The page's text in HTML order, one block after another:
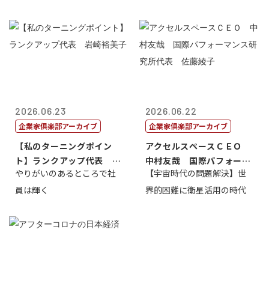
2026.06.23
企業家倶楽部アーカイブ
【私のターニングポイン
ト】ランクアップ代表 岩
崎裕美子
やりがいのあるところで社
員は輝く
2026.06.22
企業家倶楽部アーカイブ
アクセルスペースＣＥＯ
中村友哉 国際パフォーマ
ンス研究所代...
【宇宙時代の問題解決】世
界的困難に衛星活用の時代